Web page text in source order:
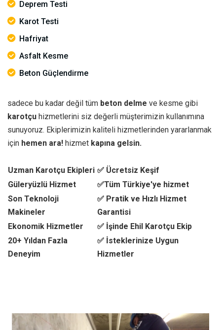
Deprem Testi
Karot Testi
Hafriyat
Asfalt Kesme
Beton Güçlendirme
sadece bu kadar değil tüm beton delme ve kesme gibi
karotçu hizmetlerini siz değerli müşterimizin kullanımına
sunuyoruz. Ekiplerimizin kaliteli hizmetlerinden yararlanmak
için hemen ara! hizmet kapına gelsin.
Uzman Karotçu Ekipleri ✅ Ücretsiz Keşif
Güleryüzlü Hizmet
✅Tüm Türkiye'ye hizmet
Son Teknoloji
Makineler
✅ Pratik ve Hızlı Hizmet
Garantisi
Ekonomik Hizmetler
✅ İşinde Ehil Karotçu Ekip
20+ Yıldan Fazla
Deneyim
✅ İsteklerinize Uygun
Hizmetler